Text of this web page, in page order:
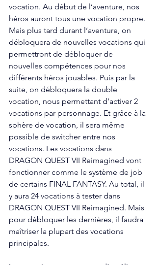
vocation. Au début de l’aventure, nos
héros auront tous une vocation propre.
Mais plus tard durant l’aventure, on
débloquera de nouvelles vocations qui
permettront de débloquer de
nouvelles compétences pour nos
différents héros jouables. Puis par la
suite, on débloquera la double
vocation, nous permettant d’activer 2
vocations par personnage. Et grâce à la
sphère de vocation, il sera même
possible de switcher entre nos
vocations. Les vocations dans
DRAGON QUEST VII Reimagined vont
fonctionner comme le système de job
de certains FINAL FANTASY. Au total, il
y aura 24 vocations à tester dans
DRAGON QUEST VII Reimagined. Mais
pour débloquer les dernières, il faudra
maîtriser la plupart des vocations
principales.